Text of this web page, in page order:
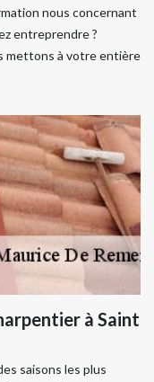
nous concernant
entreprendre ?
mettons à votre entière
à Saint
saisons les plus